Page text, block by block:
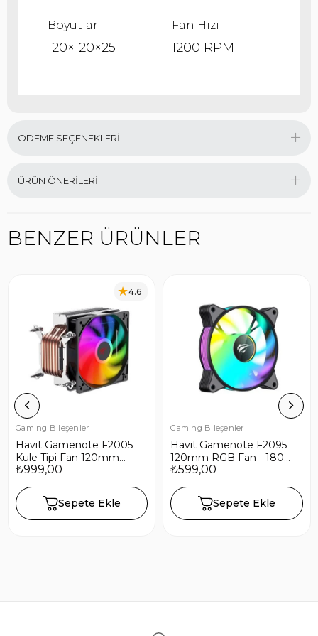
Boyutlar
120×120×25
Fan Hızı
1200 RPM
ÖDEME SEÇENEKLERI
ÜRÜN ÖNERILERI
BENZER ÜRÜNLER
4.6
Gaming Bileşenler
Havit Gamenote F2005
Kule Tipi Fan 120mm
RGB İşlemci Fanı Bakır
₺999,00
Sepete Ekle
Gaming Bileşenler
Havit Gamenote F2095
120mm RGB Fan - 1800
RPM
₺599,00
Sepete Ekle